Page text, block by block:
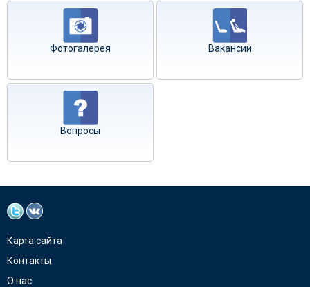
Фотогалерея Вакансии
Вопросы
Карта сайта
Контакты
О нас